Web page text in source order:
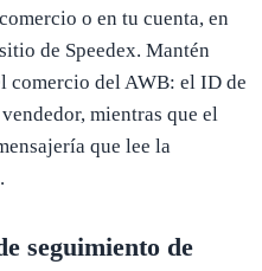
o en tu cuenta, en
de Speedex. Mantén
comercio del AWB: el ID de
mientras que el
que lee la
seguimiento de